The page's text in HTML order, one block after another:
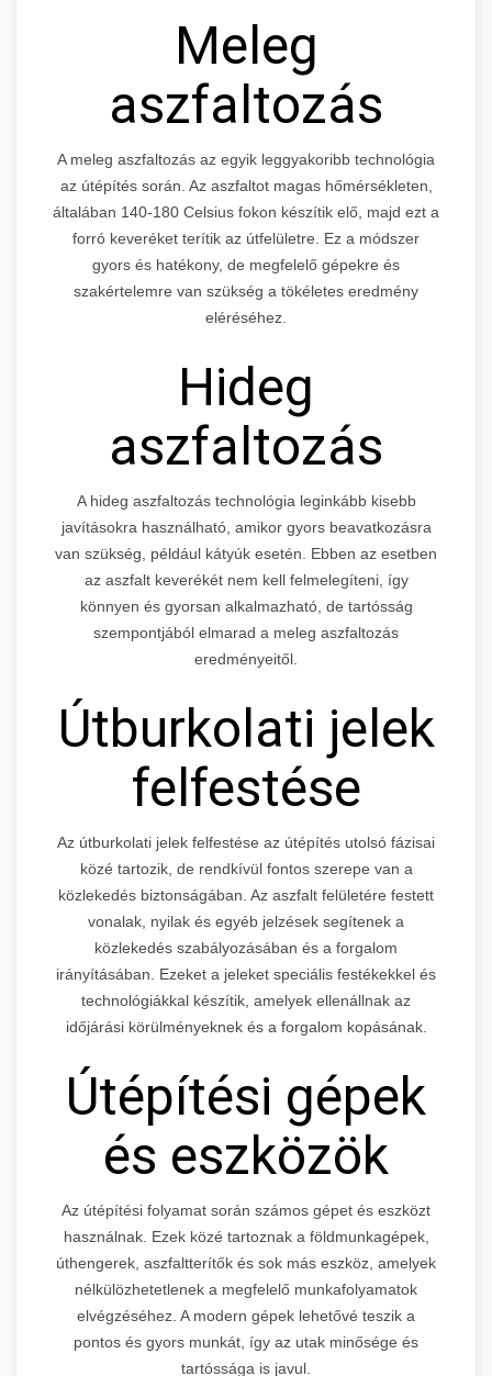
Meleg
aszfaltozás
A meleg aszfaltozás az egyik leggyakoribb technológia
az útépítés során. Az aszfaltot magas hőmérsékleten,
általában 140-180 Celsius fokon készítik elő, majd ezt a
forró keveréket terítik az útfelületre. Ez a módszer
gyors és hatékony, de megfelelő gépekre és
szakértelemre van szükség a tökéletes eredmény
eléréséhez.
Hideg
aszfaltozás
A hideg aszfaltozás technológia leginkább kisebb
javításokra használható, amikor gyors beavatkozásra
van szükség, például kátyúk esetén. Ebben az esetben
az aszfalt keverékét nem kell felmelegíteni, így
könnyen és gyorsan alkalmazható, de tartósság
szempontjából elmarad a meleg aszfaltozás
eredményeitől.
Útburkolati jelek
felfestése
Az útburkolati jelek felfestése az útépítés utolsó fázisai
közé tartozik, de rendkívül fontos szerepe van a
közlekedés biztonságában. Az aszfalt felületére festett
vonalak, nyilak és egyéb jelzések segítenek a
közlekedés szabályozásában és a forgalom
irányításában. Ezeket a jeleket speciális festékekkel és
technológiákkal készítik, amelyek ellenállnak az
időjárási körülményeknek és a forgalom kopásának.
Útépítési gépek
és eszközök
Az útépítési folyamat során számos gépet és eszközt
használnak. Ezek közé tartoznak a földmunkagépek,
úthengerek, aszfaltterítők és sok más eszköz, amelyek
nélkülözhetetlenek a megfelelő munkafolyamatok
elvégzéséhez. A modern gépek lehetővé teszik a
pontos és gyors munkát, így az utak minősége és
tartóssága is javul.